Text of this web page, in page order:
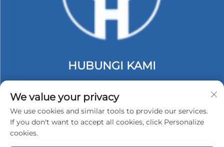
HUBUNGI KAMI
Langbei. Tongle Longgang. Shenzhen, China.
Telp:+86-13530558584
E-Mail:[email protected]
We value your privacy
We use cookies and similar tools to provide our services.
If you don't want to accept all cookies, click Personalize
cookies.